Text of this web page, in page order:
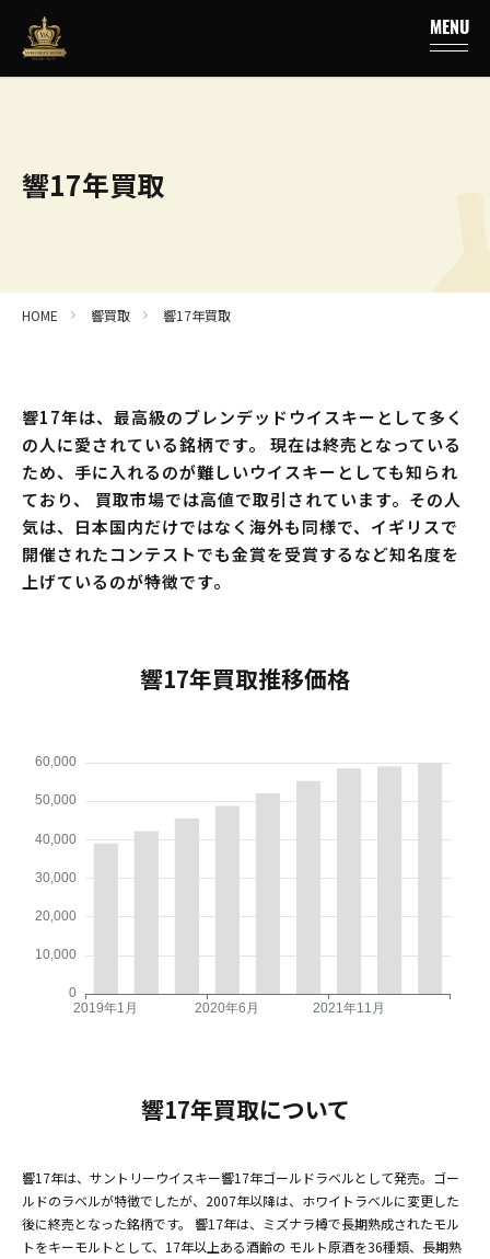
MENU
響17年買取
HOME 響買取 響17年買取
響17年は、最高級のブレンデッドウイスキーとして多く
の人に愛されている銘柄です。 現在は終売となっている
ため、手に入れるのが難しいウイスキーとしても知られ
ており、 買取市場では高値で取引されています。その人
気は、日本国内だけではなく海外も同様で、イギリスで
開催されたコンテストでも金賞を受賞するなど知名度を
上げているのが特徴です。
響17年買取推移価格
響17年買取について
響17年は、サントリーウイスキー響17年ゴールドラベルとして発売。ゴー
ルドのラベルが特徴でしたが、2007年以降は、ホワイトラベルに変更した
後に終売となった銘柄です。 響17年は、ミズナラ樽で長期熟成されたモル
トをキーモルトとして、17年以上ある酒齢の モルト原酒を36種類、長期熟